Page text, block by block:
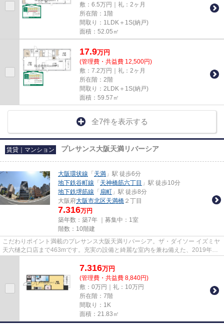
敷：6.5万円｜礼：2ヶ月
所在階：1階
間取り：1LDK＋1S(納戸)
面積：52.05㎡
17.9万円
(管理費・共益費 12,500円)
敷：7.2万円｜礼：2ヶ月
所在階：2階
間取り：2LDK＋1S(納戸)
面積：59.57㎡
全7件を表示する
賃貸｜マンション プレサンス大阪天満リバーシア
大阪環状線 「 天満 」駅 徒歩6分
地下鉄谷町線 「 天神橋筋六丁目 」駅 徒歩10分
地下鉄堺筋線 「 扇町 」駅 徒歩8分
大阪府大阪市北区天満橋 ２丁目
7.316万円
築年数：築7年 ｜募集中： 1室
階数：10階建
こだわりポイント満載のプレサンス大阪天満リバーシア。ザ・ダイソー イズミヤ
天六樋之口店まで463mです。充実の設備と綺麗な室内を兼ね備えた、2019年築
7.316万円
(管理費・共益費 8,840円)
敷：0万円｜礼：10万円
所在階：7階
間取り：1K
面積：21.83㎡